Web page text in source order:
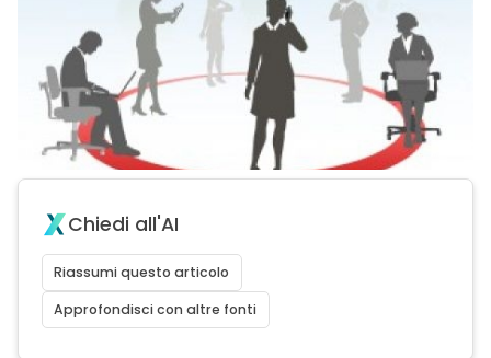
Chiedi all'AI
Riassumi questo articolo
Approfondisci con altre fonti